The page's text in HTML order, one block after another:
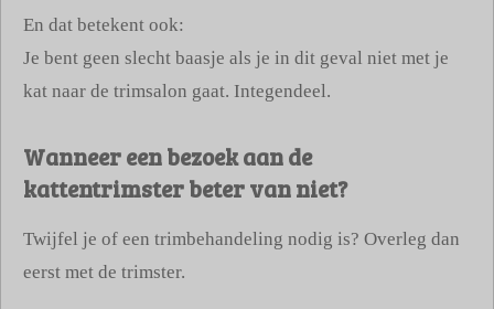
En dat betekent ook:
Je bent geen slecht baasje als je in dit geval niet met je
kat naar de trimsalon gaat. Integendeel.
Wanneer een bezoek aan de
kattentrimster beter van niet?
Twijfel je of een trimbehandeling nodig is? Overleg dan
eerst met de trimster.